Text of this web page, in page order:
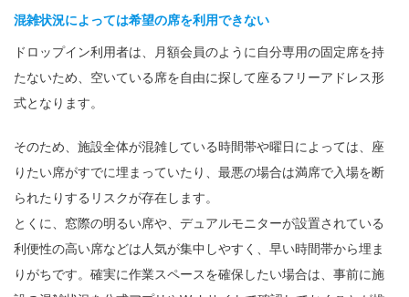
混雑状況によっては希望の席を利用できない
ドロップイン利用者は、月額会員のように自分専用の固定席を持
たないため、空いている席を自由に探して座るフリーアドレス形
式となります。
そのため、施設全体が混雑している時間帯や曜日によっては、座
りたい席がすでに埋まっていたり、最悪の場合は満席で入場を断
られたりするリスクが存在します。
とくに、窓際の明るい席や、デュアルモニターが設置されている
利便性の高い席などは人気が集中しやすく、早い時間帯から埋ま
りがちです。確実に作業スペースを確保したい場合は、事前に施